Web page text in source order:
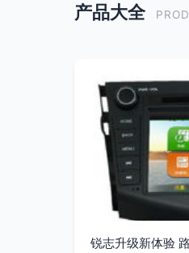
产品大全
锐志升级新体验